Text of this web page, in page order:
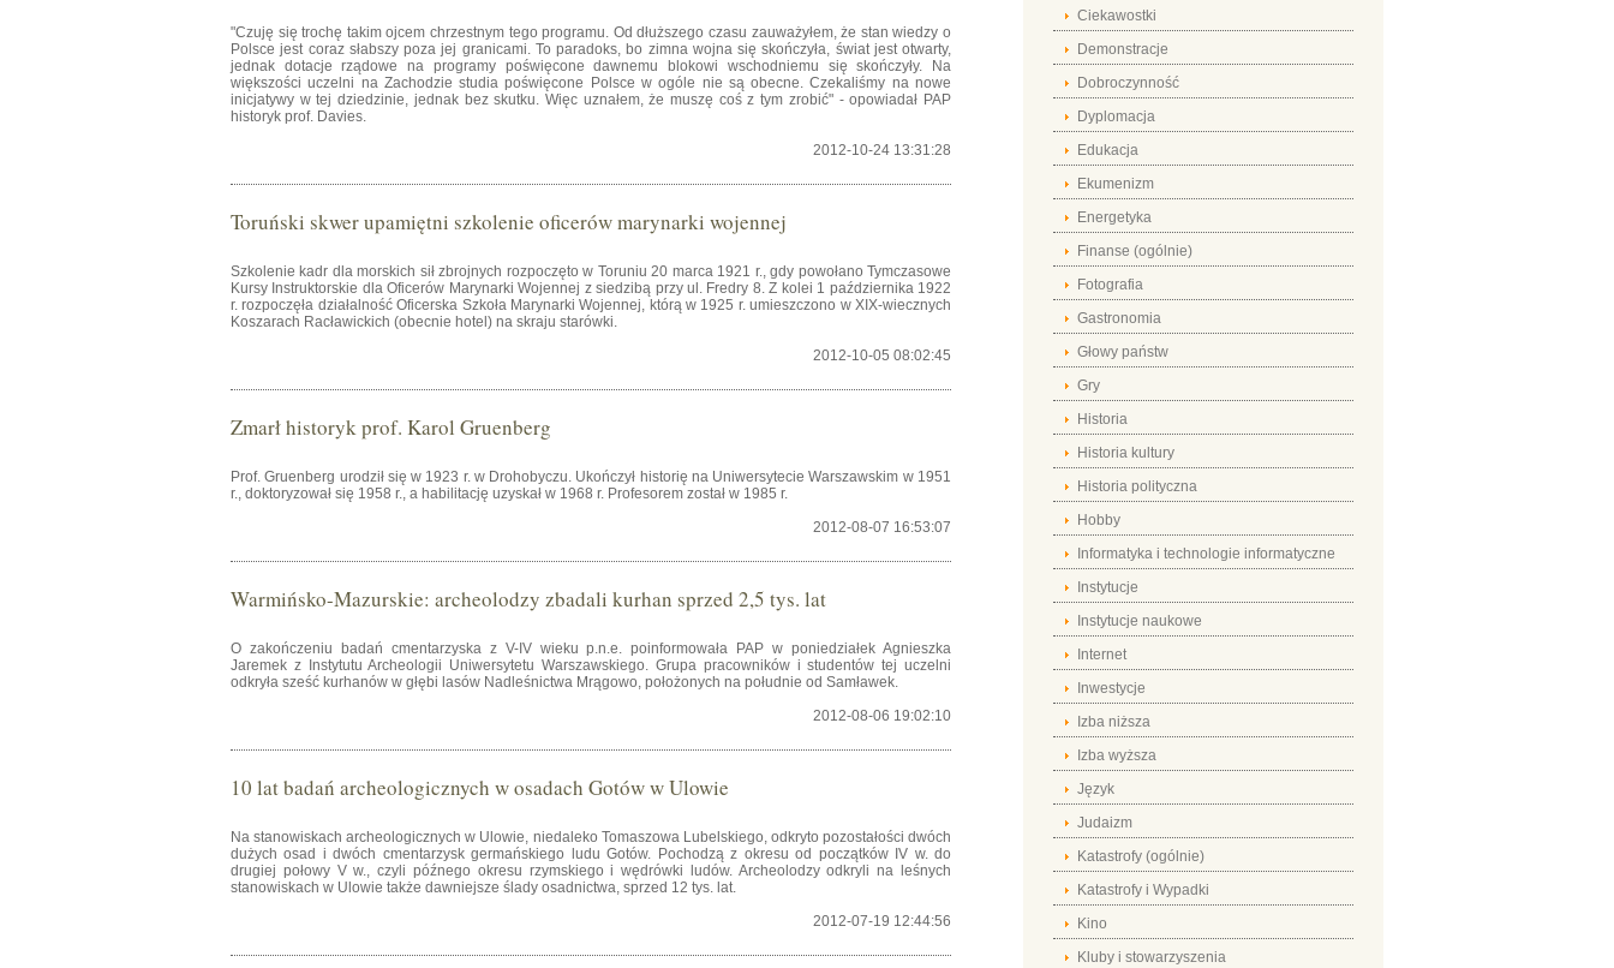
"Czuję się trochę takim ojcem chrzestnym tego programu. Od dłuższego czasu zauważyłem, że stan wiedzy o
Polsce jest coraz słabszy poza jej granicami. To paradoks, bo zimna wojna się skończyła, świat jest otwarty,
jednak dotacje rządowe na programy poświęcone dawnemu blokowi wschodniemu się skończyły. Na
większości uczelni na Zachodzie studia poświęcone Polsce w ogóle nie są obecne. Czekaliśmy na nowe
inicjatywy w tej dziedzinie, jednak bez skutku. Więc uznałem, że muszę coś z tym zrobić" - opowiadał PAP
historyk prof. Davies.
2012-10-24 13:31:28
Toruński skwer upamiętni szkolenie oficerów marynarki wojennej
Szkolenie kadr dla morskich sił zbrojnych rozpoczęto w Toruniu 20 marca 1921 r., gdy powołano Tymczasowe
Kursy Instruktorskie dla Oficerów Marynarki Wojennej z siedzibą przy ul. Fredry 8. Z kolei 1 października 1922
r. rozpoczęła działalność Oficerska Szkoła Marynarki Wojennej, którą w 1925 r. umieszczono w XIX-wiecznych
Koszarach Racławickich (obecnie hotel) na skraju starówki.
2012-10-05 08:02:45
Zmarł historyk prof. Karol Gruenberg
Prof. Gruenberg urodził się w 1923 r. w Drohobyczu. Ukończył historię na Uniwersytecie Warszawskim w 1951
r., doktoryzował się 1958 r., a habilitację uzyskał w 1968 r. Profesorem został w 1985 r.
2012-08-07 16:53:07
Warmińsko-Mazurskie: archeolodzy zbadali kurhan sprzed 2,5 tys. lat
O zakończeniu badań cmentarzyska z V-IV wieku p.n.e. poinformowała PAP w poniedziałek Agnieszka
Jaremek z Instytutu Archeologii Uniwersytetu Warszawskiego. Grupa pracowników i studentów tej uczelni
odkryła sześć kurhanów w głębi lasów Nadleśnictwa Mrągowo, położonych na południe od Samławek.
2012-08-06 19:02:10
10 lat badań archeologicznych w osadach Gotów w Ulowie
Na stanowiskach archeologicznych w Ulowie, niedaleko Tomaszowa Lubelskiego, odkryto pozostałości dwóch
dużych osad i dwóch cmentarzysk germańskiego ludu Gotów. Pochodzą z okresu od początków IV w. do
drugiej połowy V w., czyli późnego okresu rzymskiego i wędrówki ludów. Archeolodzy odkryli na leśnych
stanowiskach w Ulowie także dawniejsze ślady osadnictwa, sprzed 12 tys. lat.
2012-07-19 12:44:56
Ciekawostki
Demonstracje
Dobroczynność
Dyplomacja
Edukacja
Ekumenizm
Energetyka
Finanse (ogólnie)
Fotografia
Gastronomia
Głowy państw
Gry
Historia
Historia kultury
Historia polityczna
Hobby
Informatyka i technologie informatyczne
Instytucje
Instytucje naukowe
Internet
Inwestycje
Izba niższa
Izba wyższa
Język
Judaizm
Katastrofy (ogólnie)
Katastrofy i Wypadki
Kino
Kluby i stowarzyszenia